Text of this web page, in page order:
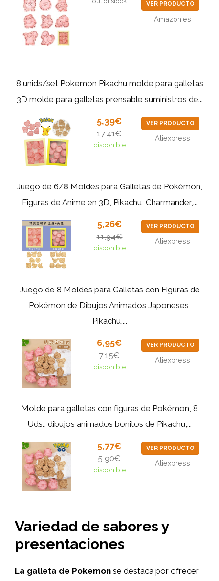
VER PRODUCTO
Amazon.es
8 unids/set Pokemon Pikachu molde para galletas
3D molde para galletas prensable suministros de...
5,39€
17,41€
disponible
VER PRODUCTO
Aliexpress
Juego de 6/8 Moldes para Galletas de Pokémon,
Figuras de Anime en 3D, Pikachu, Charmander,...
5,26€
11,94€
disponible
VER PRODUCTO
Aliexpress
Juego de 8 Moldes para Galletas con Figuras de
Pokémon de Dibujos Animados Japoneses,
Pikachu,...
6,95€
7,15€
disponible
VER PRODUCTO
Aliexpress
Molde para galletas con figuras de Pokémon, 8
Uds., dibujos animados bonitos de Pikachu,...
5,77€
5,90€
disponible
VER PRODUCTO
Aliexpress
Variedad de sabores y
presentaciones
La galleta de Pokemon se destaca por ofrecer